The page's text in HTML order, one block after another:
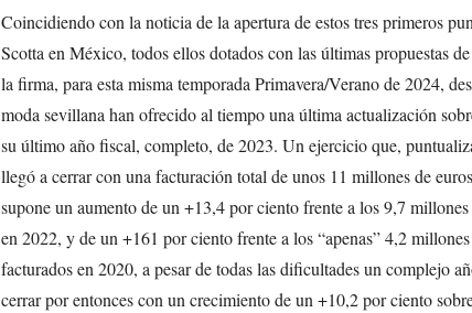
Coincidiendo con la noticia de la apertura de estos tres primeros
Scotta en México, todos ellos dotados con las últimas propuestas
la firma, para esta misma temporada Primavera/Verano de 2024,
moda sevillana han ofrecido al tiempo una última actualización
su último año fiscal, completo, de 2023. Un ejercicio que,
llegó a cerrar con una facturación total de unos 11 millones de
supone un aumento de un +13,4 por ciento frente a los 9,7
en 2022, y de un +161 por ciento frente a los “apenas” 4,2
facturados en 2020, a pesar de todas las dificultades un complejo
cerrar por entonces con un crecimiento de un +10,2 por ciento